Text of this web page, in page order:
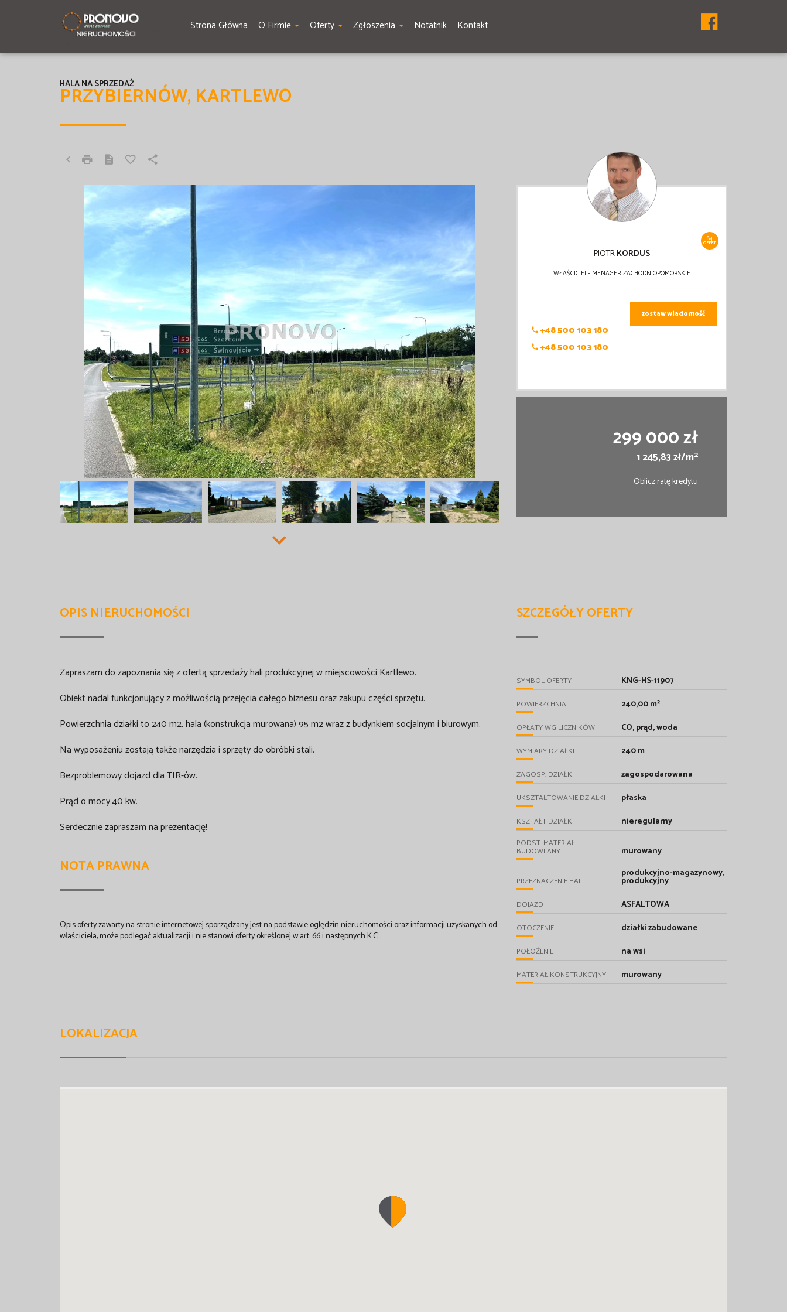
Strona Główna O Firmie Oferty Zgłoszenia Notatnik Kontakt
PRZYBIERNÓW, KARTLEWO
HALA NA SPRZEDAŻ
84
OFERT
PIOTRKORDUS
WŁAŚCICIEL- MENAGER ZACHODNIOPOMORSKIE
+48 500 103 180
+48 500 103 180
zostaw wiadomość
299 000 zł
1 245,83 zł/m2
Oblicz ratę kredytu
OPIS NIERUCHOMOŚCI
Zapraszam do zapoznania się z ofertą sprzedaży hali produkcyjnej w miejscowości Kartlewo.
Obiekt nadal funkcjonujący z możliwością przejęcia całego biznesu oraz zakupu części sprzętu.
Powierzchnia działki to 240 m2, hala (konstrukcja murowana) 95 m2 wraz z budynkiem socjalnym i biurowym.
Na wyposażeniu zostają także narzędzia i sprzęty do obróbki stali.
Bezproblemowy dojazd dla TIR-ów.
Prąd o mocy 40 kw.
Serdecznie zapraszam na prezentację!
NOTA PRAWNA
Opis oferty zawarty na stronie internetowej sporządzany jest na podstawie oględzin nieruchomości oraz informacji uzyskanych od
właściciela, może podlegać aktualizacji i nie stanowi oferty określonej w art. 66 i następnych K.C.
SZCZEGÓŁY OFERTY
SYMBOL OFERTY KNG-HS-11907
POWIERZCHNIA 240,00 m²
OPŁATY WG LICZNIKÓW CO, prąd, woda
WYMIARY DZIAŁKI 240 m
ZAGOSP. DZIAŁKI zagospodarowana
UKSZTAŁTOWANIE DZIAŁKI płaska
KSZTAŁT DZIAŁKI nieregularny
PODST. MATERIAŁ
BUDOWLANY murowany
PRZEZNACZENIE HALI
produkcyjno-magazynowy,
produkcyjny
DOJAZD ASFALTOWA
OTOCZENIE działki zabudowane
POŁOŻENIE na wsi
MATERIAŁ KONSTRUKCYJNY murowany
LOKALIZACJA